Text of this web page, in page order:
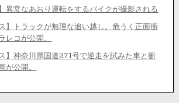
異常なあおり運転をするバイクが撮影される
】トラックが無理な追い越し。危うく正面衝
レコが公開。
】神奈川県国道271号で逆走を試みた車と衝
が公開。